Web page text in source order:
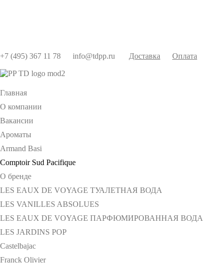
+7 (495) 367 11 78 info@tdpp.ru Доставка Оплата
Главная
О компании
Вакансии
Ароматы
Armand Basi
Comptoir Sud Pacifique
О бренде
LES EAUX DE VOYAGE ТУАЛЕТНАЯ ВОДА
LES VANILLES ABSOLUES
LES EAUX DE VOYAGE ПАРФЮМИРОВАННАЯ ВОДА
LES JARDINS POP
Castelbajac
Franck Olivier